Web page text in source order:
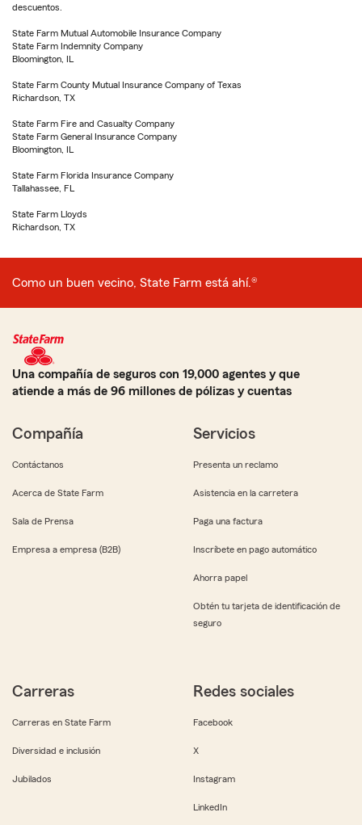
descuentos.
State Farm Mutual Automobile Insurance Company
State Farm Indemnity Company
Bloomington, IL
State Farm County Mutual Insurance Company of Texas
Richardson, TX
State Farm Fire and Casualty Company
State Farm General Insurance Company
Bloomington, IL
State Farm Florida Insurance Company
Tallahassee, FL
State Farm Lloyds
Richardson, TX
Como un buen vecino, State Farm está ahí.®
Una compañía de seguros con 19,000 agentes y que
atiende a más de 96 millones de pólizas y cuentas
Compañía
Contáctanos
Acerca de State Farm
Sala de Prensa
Empresa a empresa (B2B)
Servicios
Presenta un reclamo
Asistencia en la carretera
Paga una factura
Inscríbete en pago automático
Ahorra papel
Obtén tu tarjeta de identificación de
seguro
Carreras
Carreras en State Farm
Diversidad e inclusión
Jubilados
Redes sociales
Facebook
X
Instagram
LinkedIn